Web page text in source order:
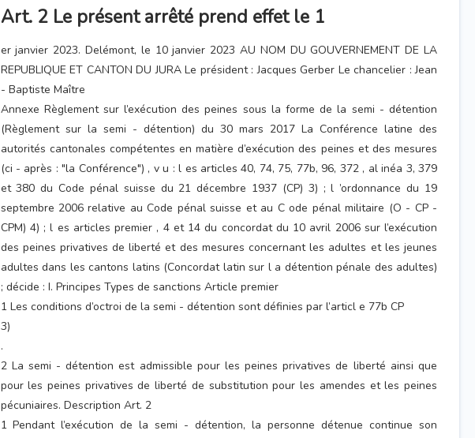
Art. 2 Le présent arrêté prend effet le 1
er janvier 2023. Delémont, le 10 janvier 2023 AU NOM DU GOUVERNEMENT DE LA
REPUBLIQUE ET CANTON DU JURA Le président : Jacques Gerber Le chancelier : Jean
- Baptiste Maître
Annexe Règlement sur l’exécution des peines sous la forme de la semi - détention
(Règlement sur la semi - détention) du 30 mars 2017 La Conférence latine des
autorités cantonales compétentes en matière d’exécution des peines et des mesures
(ci - après : "la Conférence") , v u : l es articles 40, 74, 75, 77b, 96, 372 , al inéa 3, 379
et 380 du Code pénal suisse du 21 décembre 1937 (CP) 3) ; l ’ordonnance du 19
septembre 2006 relative au Code pénal suisse et au C ode pénal militaire (O - CP -
CPM) 4) ; l es articles premier , 4 et 14 du concordat du 10 avril 2006 sur l’exécution
des peines privatives de liberté et des mesures concernant les adultes et les jeunes
adultes dans les cantons latins (Concordat latin sur l a détention pénale des adultes)
; décide : I. Principes Types de sanctions Article premier
1 Les conditions d’octroi de la semi - détention sont définies par l’articl e 77b CP
3)
.
2 La semi - détention est admissible pour les peines privatives de liberté ainsi que
pour les peines privatives de liberté de substitution pour les amendes et les peines
pécuniaires. Description Art. 2
1 Pendant l’exécution de la semi - détention, la personne détenue continue son